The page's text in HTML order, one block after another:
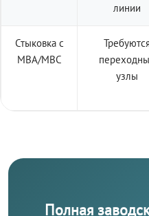
линии
Стыковка с
МВА/МВС
Требуются
узлы
Полная